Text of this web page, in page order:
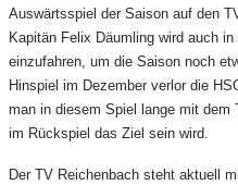
Auswärtsspiel der Saison auf den
Kapitän Felix Däumling wird auch
einzufahren, um die Saison noch
Hinspiel im Dezember verlor die
man in diesem Spiel lange mit
im Rückspiel das Ziel sein wird.
Der TV Reichenbach steht aktuell